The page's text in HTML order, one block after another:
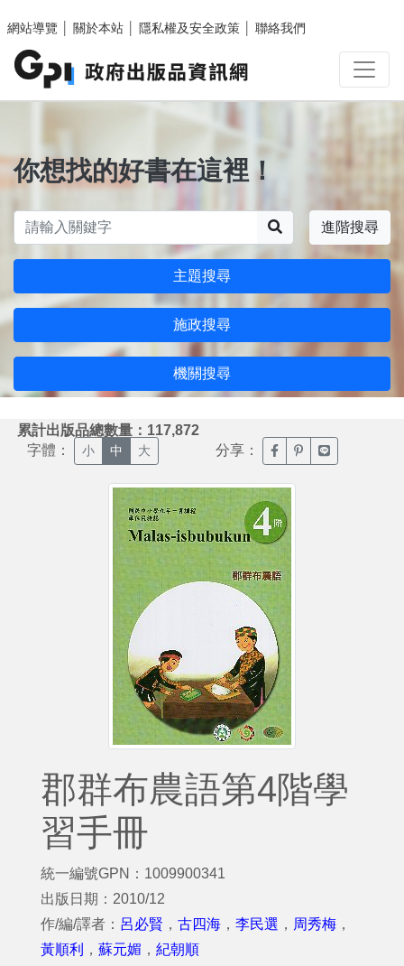
網站導覽
關於本站 隱私權及安全政策 聯絡我們
你想找的好書在這裡！
進階搜尋
主題搜尋
施政搜尋
機關搜尋
累計出版品總數量：117,872
字體： 小 中 大 分享： 臉書分享(另開新視窗)
噗浪分享(另開新
Line分享(另
郡群布農語第4階學
習手冊
統一編號GPN：1009900341
出版日期：2010/12
作/編/譯者： 呂必賢 ， 古四海 ， 李民選 ， 周秀梅 ，
黃順利
， 蘇元媚 ， 紀朝順